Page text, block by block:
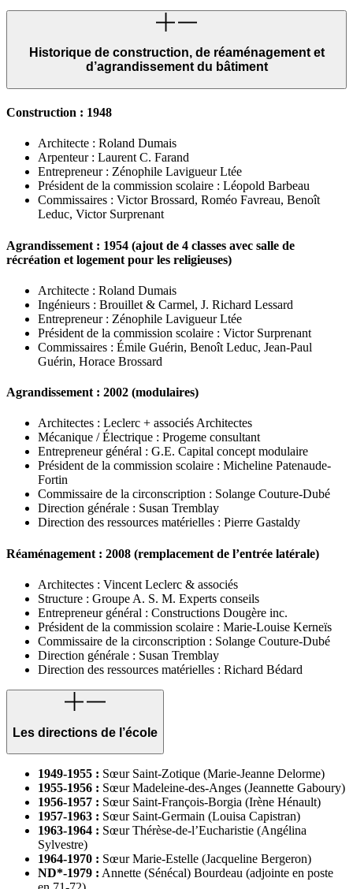
Historique de construction, de réaménagement et
d’agrandissement du bâtiment
Construction : 1948
Architecte : Roland Dumais
Arpenteur : Laurent C. Farand
Entrepreneur : Zénophile Lavigueur Ltée
Président de la commission scolaire : Léopold Barbeau
Commissaires : Victor Brossard, Roméo Favreau, Benoît
Leduc, Victor Surprenant
Agrandissement : 1954 (ajout de 4 classes avec salle de
récréation et logement pour les religieuses)
Architecte : Roland Dumais
Ingénieurs : Brouillet & Carmel, J. Richard Lessard
Entrepreneur : Zénophile Lavigueur Ltée
Président de la commission scolaire : Victor Surprenant
Commissaires : Émile Guérin, Benoît Leduc, Jean-Paul
Guérin, Horace Brossard
Agrandissement : 2002 (modulaires)
Architectes : Leclerc + associés Architectes
Mécanique / Électrique : Progeme consultant
Entrepreneur général : G.E. Capital concept modulaire
Président de la commission scolaire : Micheline Patenaude-
Fortin
Commissaire de la circonscription : Solange Couture-Dubé
Direction générale : Susan Tremblay
Direction des ressources matérielles : Pierre Gastaldy
Réaménagement : 2008 (remplacement de l’entrée latérale)
Architectes : Vincent Leclerc & associés
Structure : Groupe A. S. M. Experts conseils
Entrepreneur général : Constructions Dougère inc.
Président de la commission scolaire : Marie-Louise Kerneïs
Commissaire de la circonscription : Solange Couture-Dubé
Direction générale : Susan Tremblay
Direction des ressources matérielles : Richard Bédard
Les directions de l’école
1949-1955 : Sœur Saint-Zotique (Marie-Jeanne Delorme)
1955-1956 : Sœur Madeleine-des-Anges (Jeannette Gaboury)
1956-1957 : Sœur Saint-François-Borgia (Irène Hénault)
1957-1963 : Sœur Saint-Germain (Louisa Capistran)
1963-1964 : Sœur Thérèse-de-l’Eucharistie (Angélina
Sylvestre)
1964-1970 : Sœur Marie-Estelle (Jacqueline Bergeron)
ND*-1979 : Annette (Sénécal) Bourdeau (adjointe en poste